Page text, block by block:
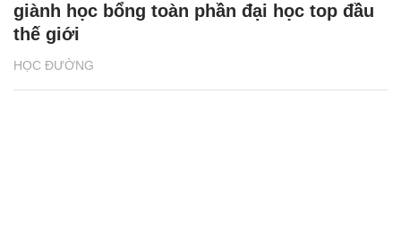
HỌC ĐƯỜNG
giành học bổng toàn phần đại học top đầu
thế giới